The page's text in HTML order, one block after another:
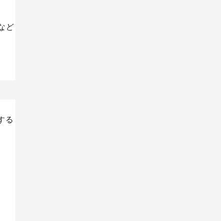
ど
る